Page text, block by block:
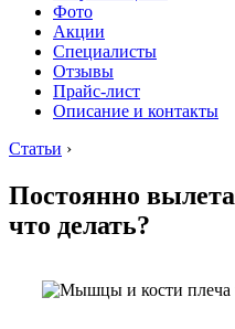
Фото
Акции
Специалисты
Отзывы
Прайс-лист
Описание и контакты
Статьи ›
Постоянно
что делать?